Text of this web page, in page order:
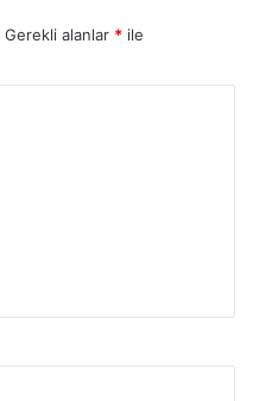
Gerekli alanlar * ile